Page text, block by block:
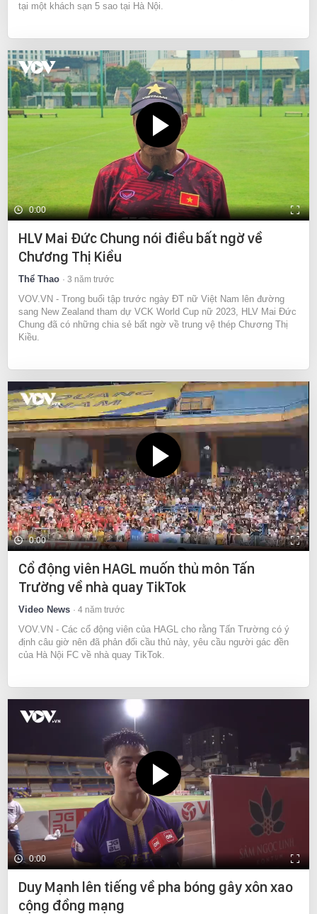
tại một khách sạn 5 sao tại Hà Nội.
0:00
HLV Mai Đức Chung nói điều bất ngờ về
Chương Thị Kiều
Thể Thao 3 năm trước
VOV.VN - Trong buổi tập trước ngày ĐT nữ Việt Nam lên đường
sang New Zealand tham dự VCK World Cup nữ 2023, HLV Mai Đức
Chung đã có những chia sẻ bất ngờ về trung vệ thép Chương Thị
Kiều.
0:00
Cổ động viên HAGL muốn thủ môn Tấn
Trường về nhà quay TikTok
Video News 4 năm trước
VOV.VN - Các cổ động viên của HAGL cho rằng Tấn Trường có ý
định câu giờ nên đã phản đối cầu thủ này, yêu cầu người gác đền
của Hà Nội FC về nhà quay TikTok.
0:00
Duy Mạnh lên tiếng về pha bóng gây xôn xao
cộng đồng mạng